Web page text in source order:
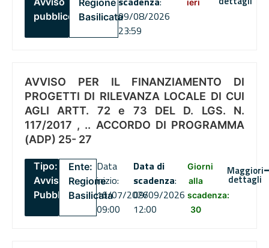
pubblico
Regione
Basilicata09/08/2026
23:59
ieri
AVVISO PER IL FINANZIAMENTO DI
PROGETTI DI RILEVANZA LOCALE DI CUI
AGLI ARTT. 72 e 73 DEL D. LGS. N.
117/2017 , .. ACCORDO DI PROGRAMMA
(ADP) 25- 27
Tipo:
Avviso
Pubblico
Ente:
Regione
Basilicata
Data
inizio:
16/07/2026
09:00
Data di
scadenza:
09/09/2026
12:00
Giorni
alla
scadenza:
30
Maggiori
dettagli